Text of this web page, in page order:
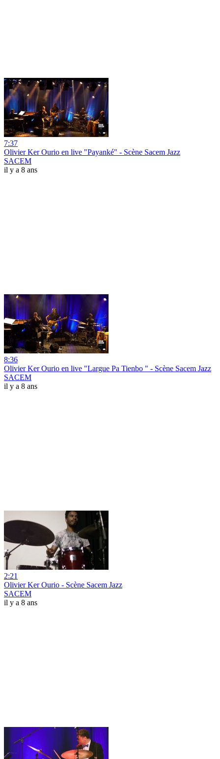
7:37
Olivier Ker Ourio en live "Payanké" - Scène Sacem Jazz
SACEM
il y a 8 ans
8:36
Olivier Ker Ourio en live "Largue Pa Tienbo " - Scène Sacem Jazz
SACEM
il y a 8 ans
2:21
Olivier Ker Ourio - Scène Sacem Jazz
SACEM
il y a 8 ans